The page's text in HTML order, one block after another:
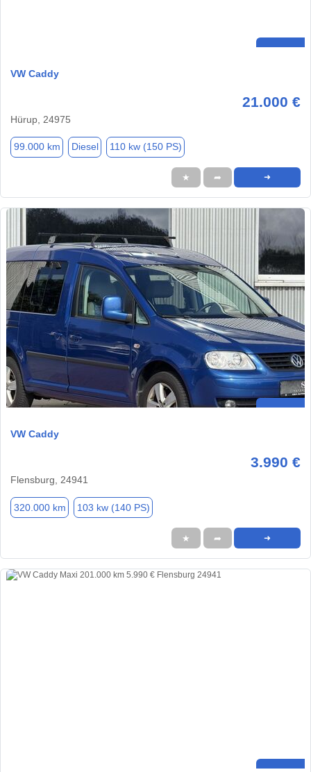
VW Caddy
21.000 €
Hürup, 24975
99.000 km Diesel 110 kw (150 PS)
★ ➦ ➜
VW Caddy
3.990 €
Flensburg, 24941
320.000 km 103 kw (140 PS)
★ ➦ ➜